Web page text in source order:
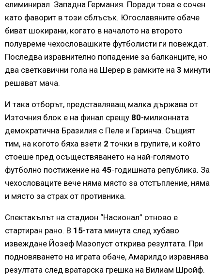
елиминирал Западна Германия. Поради това е сочен
като фаворит в този сблъсък. Югославяните обаче
биват шокирани, когато в началото на второто
полувреме чехословашките футболисти ги повеждат.
Последва изравнително попадение за балканците, но
два светкавични гола на Шерер в рамките на 3 минути
решават мача.
И така отборът, представляващ малка държава от
Източния блок е на финал срещу 80-милионната
демократична Бразилия с Пеле и Гаринча. Същият
тим, на когото бяха взети 2 точки в групите, и който
стоеше пред осъществяването на най-голямото
футболно постижение на 45-годишната република. За
чехословаците вече няма място за отстъпление, няма
и място за страх от противника.
Спектакълът на стадион “Насионал” отново е
стартиран рано. В 15-тата минута след хубаво
извеждане Йозеф Мазопуст открива резултата. При
подновяването на играта обаче, Амарилдо изравнява
резултата след вратарска грешка на Вилиам Шройф.